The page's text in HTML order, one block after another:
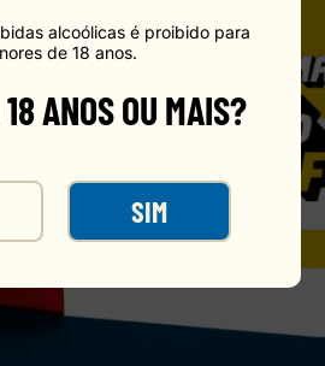
alcoólicas é proibido para
de 18 anos.
ANOS OU MAIS?
SIM